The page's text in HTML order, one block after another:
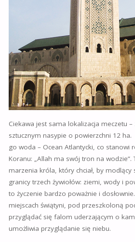
Ciekawa jest sama lokalizacja meczetu
sztucznym nasypie o powierzchni 12
go woda – Ocean Atlantycki, co stanowi
Koranu: „Allah ma swój tron na wodzie”.
marzenia króla, który chciał, by modlący
granicy trzech żywiołów: ziemi, wody i
to życzenie bardzo poważnie i
miejscach świątyni, pod przeszkoloną
przyglądać się falom uderzającym o
umożliwia przyglądanie się niebu.